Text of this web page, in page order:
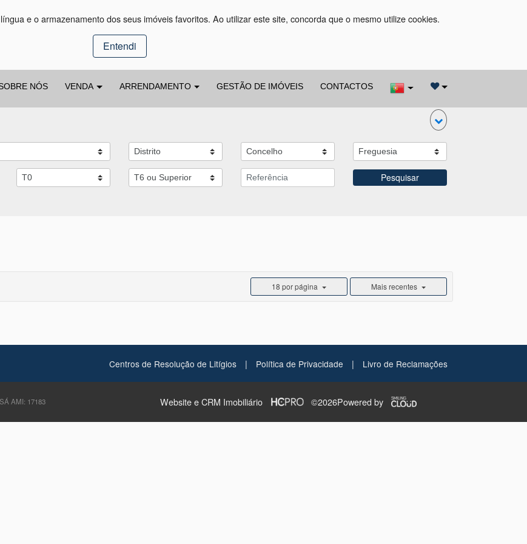
e o armazenamento dos seus imóveis favoritos. Ao utilizar este site, concorda que o mesmo utilize cookies.
Entendi
NÓS VENDA ARRENDAMENTO GESTÃO DE IMÓVEIS CONTACTOS
Pesquisar
18 por página Mais recentes
Centros de Resolução de Litígios | Política de Privacidade | Livro de Reclamações
AMI: 17183 Website e CRM Imobiliário ©2026Powered by